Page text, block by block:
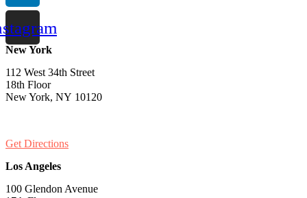
New York
112 West 34th Street
18th Floor
New York, NY 10120
Get Directions
Los Angeles
100 Glendon Avenue